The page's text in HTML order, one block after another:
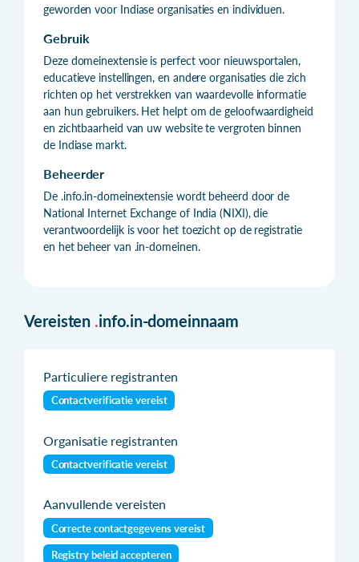
geworden voor Indiase organisaties en individuen.
Gebruik
Deze domeinextensie is perfect voor nieuwsportalen,
educatieve instellingen, en andere organisaties die zich
richten op het verstrekken van waardevolle informatie
aan hun gebruikers. Het helpt om de geloofwaardigheid
en zichtbaarheid van uw website te vergroten binnen
de Indiase markt.
Beheerder
De .info.in-domeinextensie wordt beheerd door de
National Internet Exchange of India (NIXI), die
verantwoordelijk is voor het toezicht op de registratie
en het beheer van .in-domeinen.
Vereisten .info.in-domeinnaam
Particuliere registranten
Contactverificatie vereist
Organisatie registranten
Contactverificatie vereist
Aanvullende vereisten
Correcte contactgegevens vereist
Registry beleid accepteren